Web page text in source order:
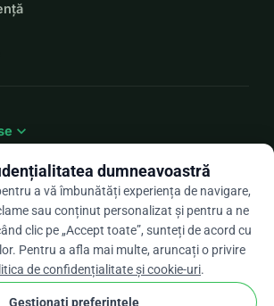
expand_more
pe baza a peste 500 de recenzii
dumneavoastră
a vă îmbunătăți experiența de navigare,
sau conținut personalizat și pentru a ne
clic pe „Accept toate”, sunteți de acord cu
Pentru a afla mai multe, aruncați o privire
de confidențialitate și cookie-uri.
Gestionați preferințele